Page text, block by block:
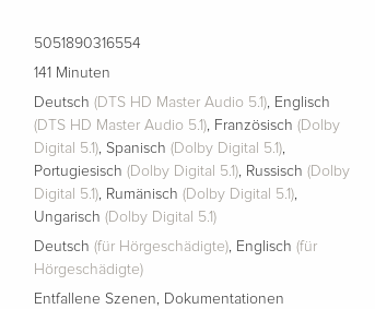
5051890316554
141 Minuten
Deutsch (DTS HD Master Audio 5.1), Englisch
(DTS HD Master Audio 5.1), Französisch (Dolby
Digital 5.1),Spanisch (Dolby Digital 5.1),
Portugiesisch (Dolby Digital 5.1), Russisch (Dolby
Digital 5.1), Rumänisch (Dolby Digital 5.1),
Ungarisch (Dolby Digital 5.1)
Deutsch (für Hörgeschädigte), Englisch (für
Hörgeschädigte)
Entfallene Szenen, Dokumentationen